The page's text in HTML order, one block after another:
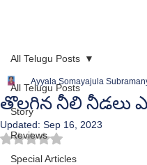
All Telugu Posts
Story
Reviews
Special Articles
All Telugu Posts
తొలగిన నీలి నీడలు
Ayyala Somayajula
Updated: Sep 16, 2023
Rated NaN out of 5 stars.